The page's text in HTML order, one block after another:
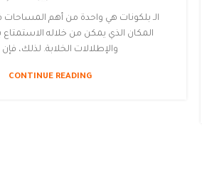
الـ بلكونات هي واحدة من أهم المساحات
المكان الذي يمكن من خلاله الاستمتاع
والإطلالات الخلابة. لذلك، فإن
CONTINUE READING